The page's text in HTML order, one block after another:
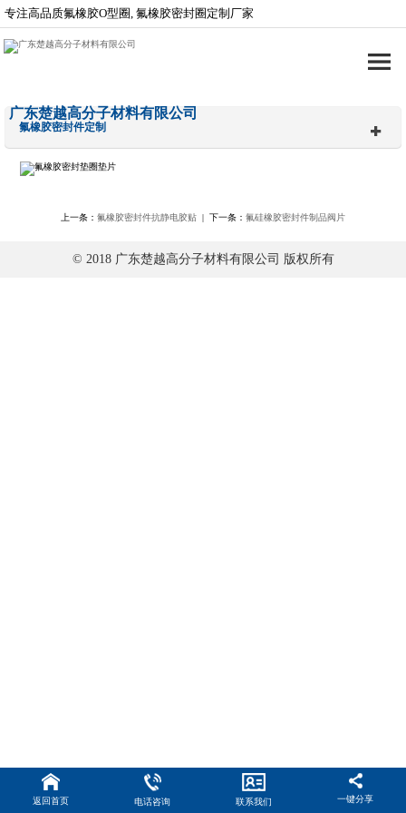
专注高品质氟橡胶O型圈, 氟橡胶密封圈定制厂家
广东楚越高分子材料有限公司
氟橡胶密封件定制
上一条： 氟橡胶密封件抗静电胶贴 | 下一条： 氟硅橡胶密封件制品阀片
© 2018 广东楚越高分子材料有限公司 版权所有
返回首页 电话咨询 联系我们 一键分享